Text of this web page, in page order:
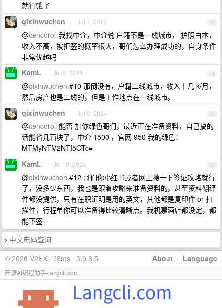
就行饿了
10
qixinwuchen Jul 7, 2024
@cencoroll 我找中介，中介说 户籍不是一线城市， 护照白本，
收入不高，被拒签的概率很大，哥们怎么办理成功的，自身条件
非常优越吗
11
KamL Jul 8, 2024
@qixinwuchen #10 那倒没有，户籍二线城市，收入十几 k/月，
然后房产也是二线的，但是工作地点在一线城市。
12
qixinwuchen Jul 9, 2024
@cencoroll 能否 加你绿色哥们，最近正在准备资料，自己搞的
话能省几百块了，中介 1500 ，官网 950 我的绿色：
MTMyNTM2NTI5OTc=
13
KamL Jul 10, 2024
@qixinwuchen #12 哥们你小红书或者网上搜一下签证攻略就行
了，没多少东西，我也是跟着攻略来准备资料的，甚至资料翻译
件都没提供，只有在职证明是用的英文，其他都是复印件 or 扫
描件，行程单你可以准备得比较清晰点。我机票酒店都没定，都
能下签
› 中文电码查询
About · Language
© 2026 V2EX · 38ms · 3.9.8.5
开源AI编程助手-langcli.com